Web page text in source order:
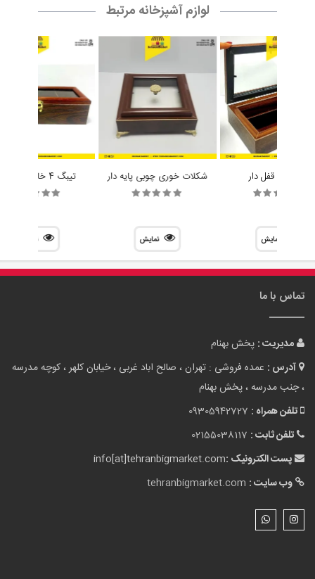
لوازم آشپزخانه مرتبط
جا کاردی قفل دار
نمایش
شکلات خوری چوبی پایه دار
نمایش
تیبگ 4 خانه مستطیل
تماس با ما
مدیریت : پخش بهنام
آدرس : عمده فروشی : تهران ، صالح اباد غربی ، خیابان کلهر ، کوچه مدرسه
، جنب مدرسه ، پخش بهنام
تلفن همراه : 09305942727
تلفن ثابت : 02155038117
پست الکترونیک :info[at]tehranbigmarket.com
وب سایت : tehranbigmarket.com